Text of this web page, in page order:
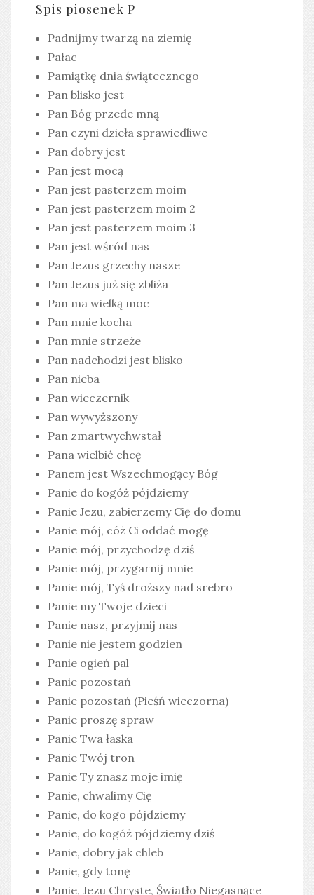
Spis piosenek P
Padnijmy twarzą na ziemię
Pałac
Pamiątkę dnia świątecznego
Pan blisko jest
Pan Bóg przede mną
Pan czyni dzieła sprawiedliwe
Pan dobry jest
Pan jest mocą
Pan jest pasterzem moim
Pan jest pasterzem moim 2
Pan jest pasterzem moim 3
Pan jest wśród nas
Pan Jezus grzechy nasze
Pan Jezus już się zbliża
Pan ma wielką moc
Pan mnie kocha
Pan mnie strzeże
Pan nadchodzi jest blisko
Pan nieba
Pan wieczernik
Pan wywyższony
Pan zmartwychwstał
Pana wielbić chcę
Panem jest Wszechmogący Bóg
Panie do kogóż pójdziemy
Panie Jezu, zabierzemy Cię do domu
Panie mój, cóż Ci oddać mogę
Panie mój, przychodzę dziś
Panie mój, przygarnij mnie
Panie mój, Tyś droższy nad srebro
Panie my Twoje dzieci
Panie nasz, przyjmij nas
Panie nie jestem godzien
Panie ogień pal
Panie pozostań
Panie pozostań (Pieśń wieczorna)
Panie proszę spraw
Panie Twa łaska
Panie Twój tron
Panie Ty znasz moje imię
Panie, chwalimy Cię
Panie, do kogo pójdziemy
Panie, do kogóż pójdziemy dziś
Panie, dobry jak chleb
Panie, gdy tonę
Panie, Jezu Chryste, Światło Niegasnące